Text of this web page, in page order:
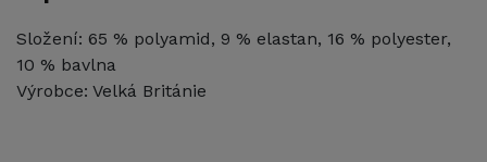
Složení: 65 % polyamid, 9 % elastan, 16 % polyester,
10 % bavlna
Výrobce: Velká Británie